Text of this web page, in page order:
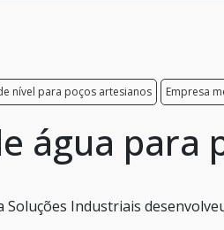
nível para poços artesianos Empresa
água para
Industriais